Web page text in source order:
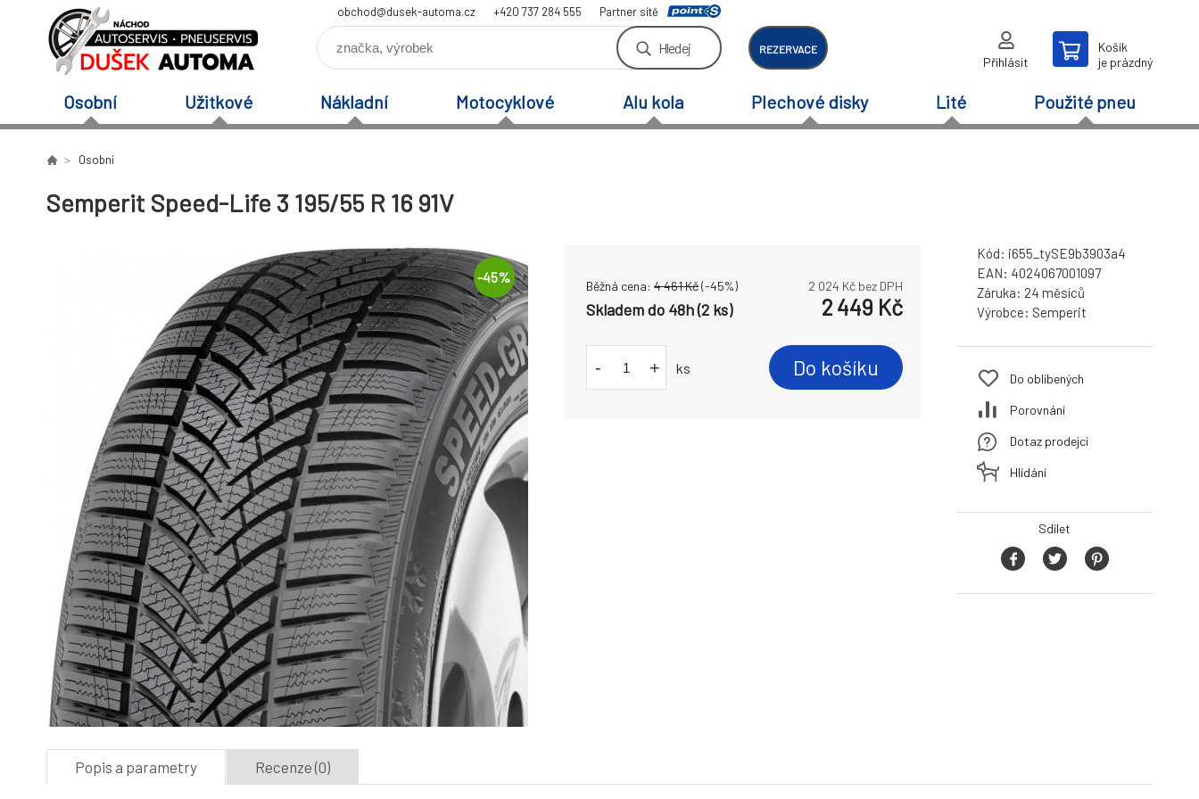
obchod@dusek-automa.cz +420 737 284 555 Partner sítě
Hledej REZERVACE
Přihlásit
Košík
je prázdný
Osobní Užitkové Nákladní Motocyklové Alu kola Plechové disky Lité Použité pneu
Osobní
Semperit Speed-Life 3 195/55 R 16 91V
-45%
Běžná cena: 4 461Kč(-45%) 2 024 Kč bez DPH
Skladem do 48h (2 ks) 2 449 Kč
- + ks Do košíku
Kód: i655_tySE9b3903a4
EAN: 4024067001097
Záruka: 24 měsíců
Výrobce: Semperit
Do oblíbených
Porovnání
Dotaz prodejci
Hlídání
Sdílet
Popis a parametry Recenze (0)